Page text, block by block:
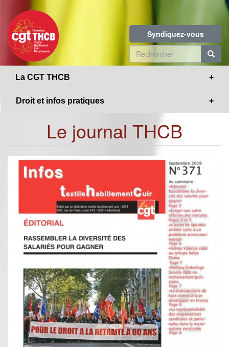
contenu
principal
Syndiquez-vous
Formulaire
de
La CGT THCB
Droit et infos pratiques
Le journal THCB